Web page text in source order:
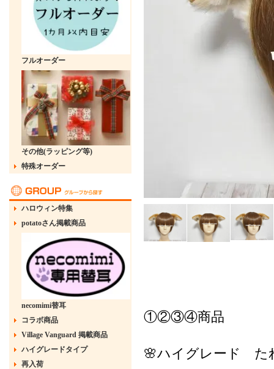
フルオーダー
その他(ラッピング等)
特殊オーダー
ハロウィン特集
potatoさん掲載商品
necomimi替耳
コラボ商品
Village Vanguard 掲載商品
ハイグレードタイプ
再入荷
①②③④商品
🌸ハイグレード た